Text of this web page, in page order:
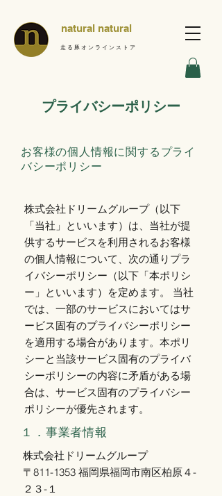
natural natural
走る豚オンラインストア
プライバシーポリシー
お客様の個人情報に関するプライ
バシーポリシー
株式会社ドリームグループ（以下
「当社」といいます）は、当社が提
供するサービスを利用されるお客様
の個人情報について、次の通りプラ
イバシーポリシー（以下「本ポリシ
ー」といいます）を定めます。 当社
では、一部のサービスにおいてはサ
ービス固有のプライバシーポリシー
を適用する場合があります。本ポリ
シーと当該サービス固有のプライバ
シーポリシーの内容に矛盾がある場
合は、サービス固有のプライバシー
ポリシーが優先されます。
１．事業者情報
株式会社ドリームグループ
〒811-1353 福岡県福岡市南区柏原４-
２３-１